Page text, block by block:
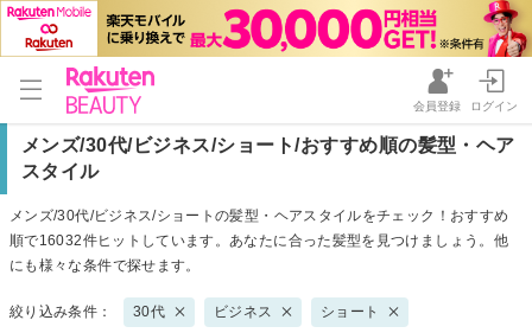
会員登録 ログイン
メンズ/30代/ビジネス/ショート/おすすめ順の髪型・ヘア
スタイル
メンズ/30代/ビジネス/ショートの髪型・ヘアスタイルをチェック！おすすめ
順で16032件ヒットしています。あなたに合った髪型を見つけましょう。他
にも様々な条件で探せます。
絞り込み条件： 30代 ビジネス ショート